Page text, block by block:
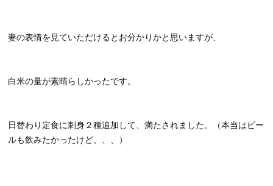
妻の表情を見ていただけるとお分かりかと思いますが、
白米の量が素晴らしかったです。
日替わり定食に刺身２種追加して、満たされました。（本当はビー
ルも飲みたかったけど、、、）